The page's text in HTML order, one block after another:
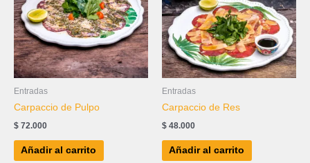
Entradas
Carpaccio de Pulpo
$ 72.000
Añadir al carrito
Entradas
Carpaccio de Res
$ 48.000
Añadir al carrito